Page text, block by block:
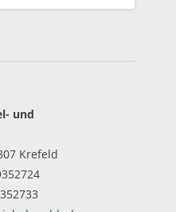
und
Krefeld